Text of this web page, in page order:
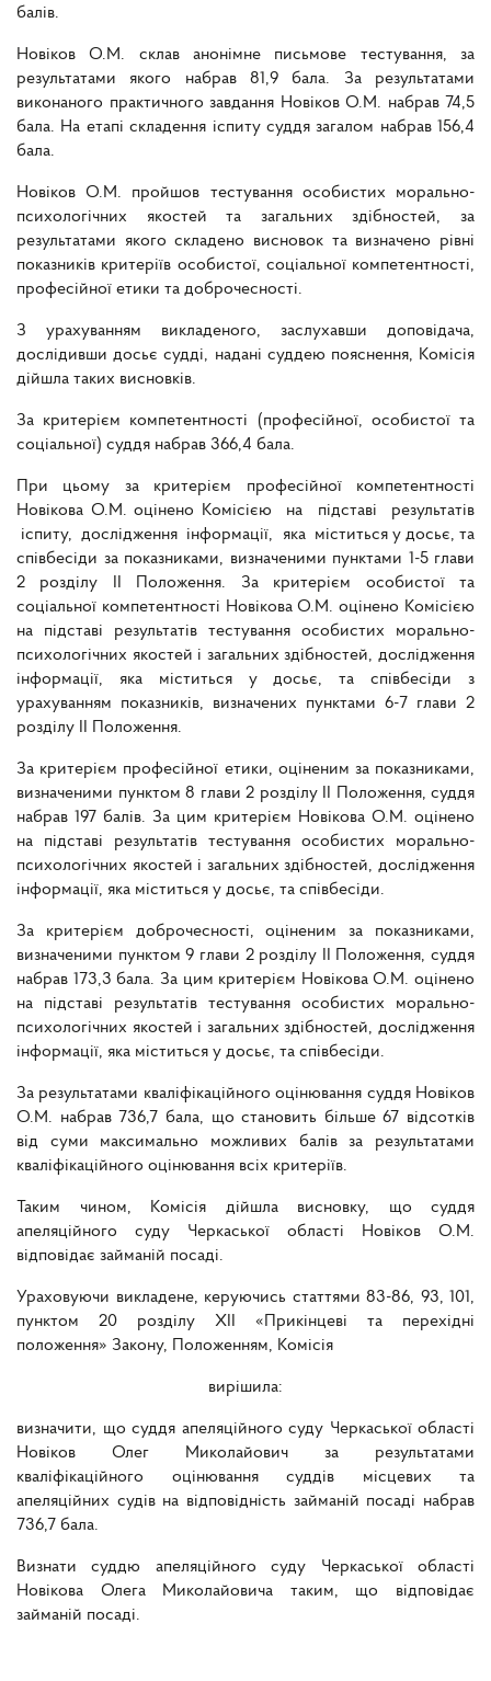
балів.
Новіков О.М. склав анонімне письмове тестування, за
результатами якого набрав 81,9 бала. За результатами
виконаного практичного завдання Новіков О.М. набрав 74,5
бала. На етапі складення іспиту суддя загалом набрав 156,4
бала.
Новіков О.М. пройшов тестування особистих морально-
психологічних якостей та загальних здібностей, за
результатами якого складено висновок та визначено рівні
показників критеріїв особистої, соціальної компетентності,
професійної етики та доброчесності.
З урахуванням викладеного, заслухавши доповідача,
дослідивши досьє судді, надані суддею пояснення, Комісія
дійшла таких висновків.
За критерієм компетентності (професійної, особистої та
соціальної) суддя набрав 366,4 бала.
При цьому за критерієм професійної компетентності
Новікова О.М. оцінено Комісією на підставі результатів
іспиту, дослідження інформації, яка міститься у досьє, та
співбесіди за показниками, визначеними пунктами 1-5 глави
2 розділу II Положення. За критерієм особистої та
соціальної компетентності Новікова О.М. оцінено Комісією
на підставі результатів тестування особистих морально-
психологічних якостей і загальних здібностей, дослідження
інформації, яка міститься у досьє, та співбесіди з
урахуванням показників, визначених пунктами 6-7 глави 2
розділу II Положення.
За критерієм професійної етики, оціненим за показниками,
визначеними пунктом 8 глави 2 розділу II Положення, суддя
набрав 197 балів. За цим критерієм Новікова О.М. оцінено
на підставі результатів тестування особистих морально-
психологічних якостей і загальних здібностей, дослідження
інформації, яка міститься у досьє, та співбесіди.
За критерієм доброчесності, оціненим за показниками,
визначеними пунктом 9 глави 2 розділу II Положення, суддя
набрав 173,3 бала. За цим критерієм Новікова О.М. оцінено
на підставі результатів тестування особистих морально-
психологічних якостей і загальних здібностей, дослідження
інформації, яка міститься у досьє, та співбесіди.
За результатами кваліфікаційного оцінювання суддя Новіков
О.М. набрав 736,7 бала, що становить більше 67 відсотків
від суми максимально можливих балів за результатами
кваліфікаційного оцінювання всіх критеріїв.
Таким чином, Комісія дійшла висновку, що суддя
апеляційного суду Черкаської області Новіков О.М.
відповідає займаній посаді.
Ураховуючи викладене, керуючись статтями 83-86, 93, 101,
пунктом 20 розділу XII «Прикінцеві та перехідні
положення» Закону, Положенням, Комісія
вирішила:
визначити, що суддя апеляційного суду Черкаської області
Новіков Олег Миколайович за результатами
кваліфікаційного оцінювання суддів місцевих та
апеляційних судів на відповідність займаній посаді набрав
736,7 бала.
Визнати суддю апеляційного суду Черкаської області
Новікова Олега Миколайовича таким, що відповідає
займаній посаді.